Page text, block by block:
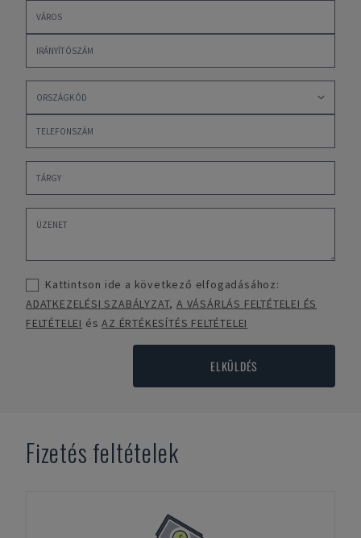
Kattintson ide a következő elfogadásához:
ADATKEZELÉSI SZABÁLYZAT,A VÁSÁRLÁS FELTÉTELEI ÉS
FELTÉTELEI ésAZ ÉRTÉKESÍTÉS FELTÉTELEI
ELKÜLDÉS
Fizetés feltételek